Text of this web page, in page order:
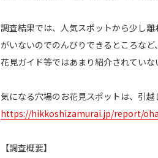
調査結果では、人気スポットから少し
がいないのでのんびりできるところな
花見ガイド等ではあまり紹介されてい
気になる穴場のお花見スポットは、引
https://hikkoshizamurai.jp/report/
【調査概要】